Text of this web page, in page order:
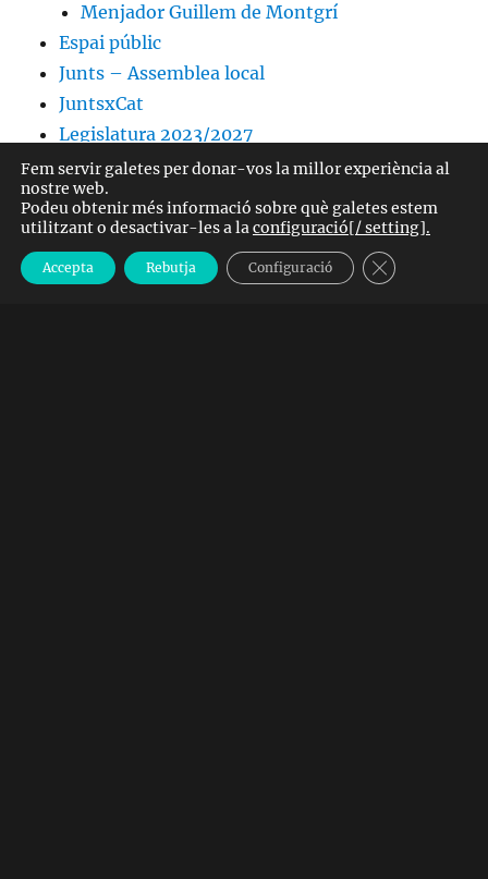
Menjador Guillem de Montgrí
Espai públic
Junts – Assemblea local
JuntsxCat
Legislatura 2023/2027
Medalles del Montgrí
Medi Ambient
Mobilitat sostenible
Parc Natural Montgrí, Medes i el Baix Ter
Territori i Sostenibilitat
Fem servir galetes per donar-vos la millor experiència al
nostre web.
Podeu obtenir més informació sobre què galetes estem
utilitzant o desactivar-les a laconfiguració[/ setting].
Accepta Rebutja Configuració TANCA EL